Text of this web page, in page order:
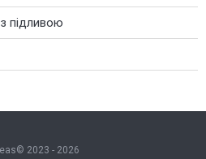
підливою
2023 - 2026